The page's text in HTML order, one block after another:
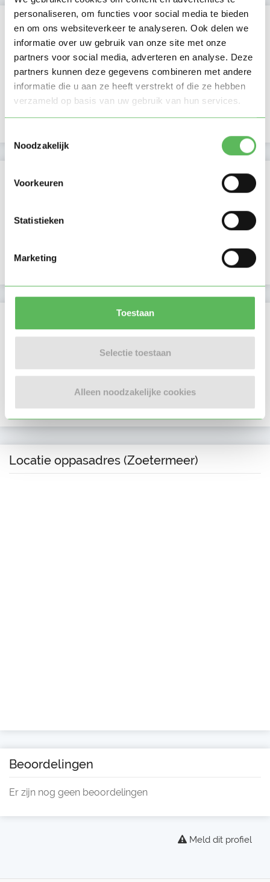
personaliseren, om functies voor social media te bieden
en om ons websiteverkeer te analyseren. Ook delen we
informatie over uw gebruik van onze site met onze
partners voor social media, adverteren en analyse. Deze
partners kunnen deze gegevens combineren met andere
informatie die u aan ze heeft verstrekt of die ze hebben
verzameld op basis van uw gebruik van hun services.
Noodzakelijk
Voorkeuren
Statistieken
Marketing
Toestaan
Selectie toestaan
Alleen noodzakelijke cookies
Kan oppassen op
Ma Di Wo Do Vr Za
Ochtend
Namiddag
Avond
Nacht
NIEUW
Activiteit op Oppasland
04-02-2026
Profiel bijgewerkt 04-02-2026
Telefoonnummer is geverifieerd
Locatie oppasadres (Zoetermeer)
Beoordelingen
Er zijn nog geen beoordelingen
Meld dit profiel